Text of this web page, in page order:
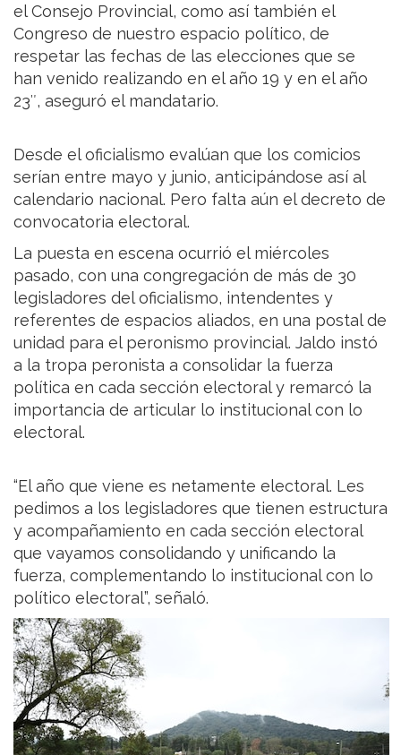
el Consejo Provincial, como así también el
Congreso de nuestro espacio político, de
respetar las fechas de las elecciones que se
han venido realizando en el año 19 y en el año
23″, aseguró el mandatario.
Desde el oficialismo evalúan que los comicios
serían entre mayo y junio, anticipándose así al
calendario nacional. Pero falta aún el decreto de
convocatoria electoral.
La puesta en escena ocurrió el miércoles
pasado, con una congregación de más de 30
legisladores del oficialismo, intendentes y
referentes de espacios aliados, en una postal de
unidad para el peronismo provincial. Jaldo instó
a la tropa peronista a consolidar la fuerza
política en cada sección electoral y remarcó la
importancia de articular lo institucional con lo
electoral.
“El año que viene es netamente electoral. Les
pedimos a los legisladores que tienen estructura
y acompañamiento en cada sección electoral
que vayamos consolidando y unificando la
fuerza, complementando lo institucional con lo
político electoral”, señaló.